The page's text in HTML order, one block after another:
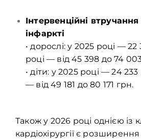
Інтервенційні
інфаркті
• дорослі: у 2025 році —
році — від 45 398 до 74
• діти: у 2025 році — 24
— від 49 181 до 80 171 грн.
Також у 2026 році однією із
кардіохірургії є